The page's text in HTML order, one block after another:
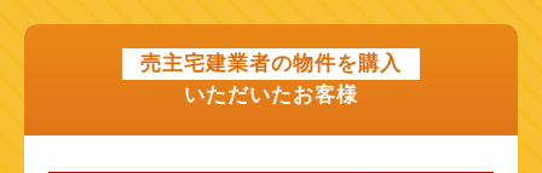
売主宅建業者の物件を購入
いただいたお客様